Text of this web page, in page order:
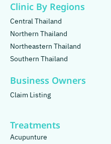
Clinic By Regions
Central Thailand
Northern Thailand
Northeastern Thailand
Southern Thailand
Business Owners
Claim Listing
Treatments
Acupunture